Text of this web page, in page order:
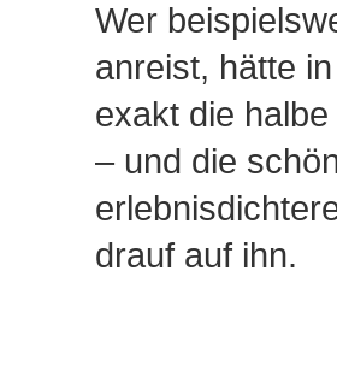
Wer
anreist, hätte
exakt die
‒ und die
drauf auf ihn.